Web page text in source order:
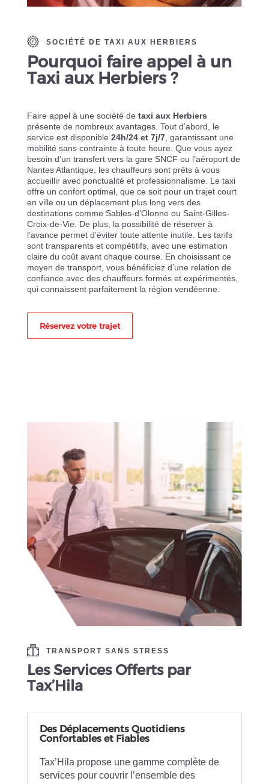
SOCIÉTÉ DE TAXI AUX HERBIERS
Pourquoi faire appel à un
Taxi aux Herbiers ?
Faire appel à une société de taxi aux Herbiers
présente de nombreux avantages. Tout d’abord, le
service est disponible 24h/24 et 7j/7, garantissant une
mobilité sans contrainte à toute heure. Que vous ayez
besoin d’un transfert vers la gare SNCF ou l’aéroport de
Nantes Atlantique, les chauffeurs sont prêts à vous
accueillir avec ponctualité et professionnalisme. Le taxi
offre un confort optimal, que ce soit pour un trajet court
en ville ou un déplacement plus long vers des
destinations comme Sables-d’Olonne ou Saint-Gilles-
Croix-de-Vie. De plus, la possibilité de réserver à
l’avance permet d’éviter toute attente inutile. Les tarifs
sont transparents et compétitifs, avec une estimation
claire du coût avant chaque course. En choisissant ce
moyen de transport, vous bénéficiez d’une relation de
confiance avec des chauffeurs formés et expérimentés,
qui connaissent parfaitement la région vendéenne.
Réservez votre trajet
TRANSPORT SANS STRESS
Les Services Offerts par
Tax’Hila
Des Déplacements Quotidiens
Confortables et Fiables
Tax’Hila propose une gamme complète de
services pour couvrir l’ensemble des